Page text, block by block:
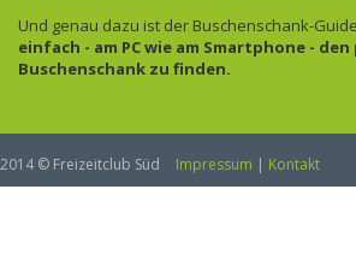
Und genau dazu ist der Buschenschank-
einfach - am PC wie am Smartphone -
Buschenschank zu finden.
2014 © Freizeitclub Süd Impressum | Kontakt